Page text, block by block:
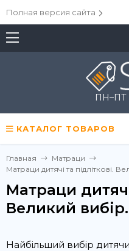
Полная версия сайта
ПН–ПТ
КАТАЛОГ ТОВАРОВ
Главная
Матраци
Матраци дитячі та підліткові.
Матраци
Великий вибір.
Найбільший вибір